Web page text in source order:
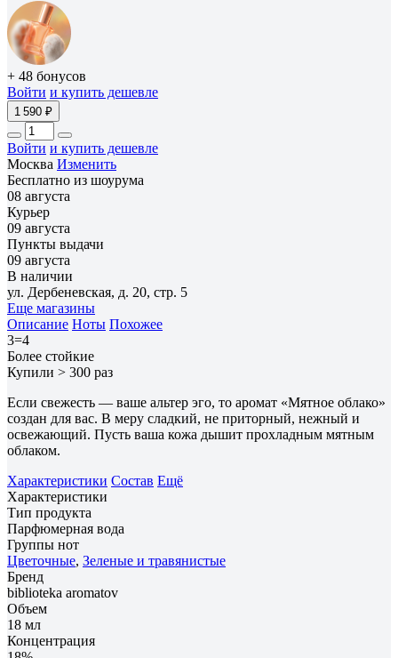
+ 48 бонусов
Войти и купить дешевле
1 590 ₽
Войти и купить дешевле
Москва Изменить
Бесплатно из шоурума
08 августа
Курьер
09 августа
Пункты выдачи
09 августа
В наличии
ул. Дербеневская, д. 20, стр. 5
Еще магазины
Описание Ноты Похожее
3=4
Более стойкие
Купили > 300 раз
Если свежесть — ваше альтер эго, то аромат «Мятное облако»
создан для вас. В меру сладкий, не приторный, нежный и
освежающий. Пусть ваша кожа дышит прохладным мятным
облаком.
Характеристики Состав Ещё
Характеристики
Тип продукта
Парфюмерная вода
Группы нот
Цветочные, Зеленые и травянистые
Бренд
biblioteka aromatov
Объем
18 мл
Концентрация